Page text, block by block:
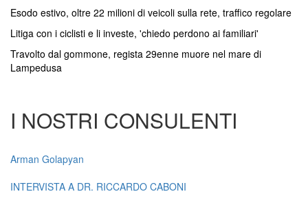
Esodo estivo, oltre 22 milioni di veicoli sulla rete, traffico regolare
Litiga con i ciclisti e li investe, 'chiedo perdono ai familiari'
Travolto dal gommone, regista 29enne muore nel mare di
Lampedusa
I NOSTRI CONSULENTI
Arman Golapyan
INTERVISTA A DR. RICCARDO CABONI